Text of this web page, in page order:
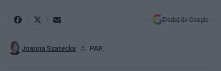
Dodaj do Google
Joanna Szatecka PAP.